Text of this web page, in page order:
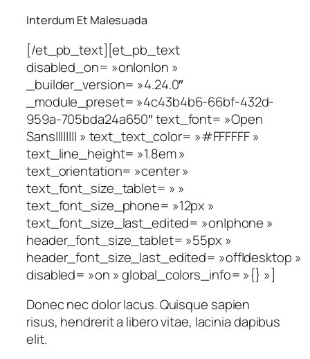
Interdum Et Malesuada
[/et_pb_text][et_pb_text
disabled_on= »on|on|on »
_builder_version= »4.24.0″
_module_preset= »4c43b4b6-66bf-432d-
959a-705bda24a650″ text_font= »Open
Sans|||||||| » text_text_color= »#FFFFFF »
text_line_height= »1.8em »
text_orientation= »center »
text_font_size_tablet= » »
text_font_size_phone= »12px »
text_font_size_last_edited= »on|phone »
header_font_size_tablet= »55px »
header_font_size_last_edited= »off|desktop »
disabled= »on » global_colors_info= »{} »]
Donec nec dolor lacus. Quisque sapien
risus, hendrerit a libero vitae, lacinia dapibus
elit.